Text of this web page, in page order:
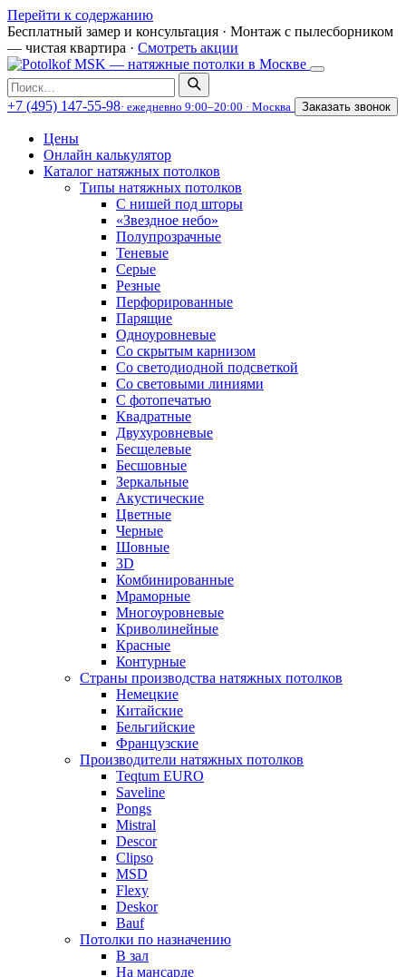
Перейти к содержанию
Бесплатный замер и консультация · Монтаж с пылесборником
— чистая квартира · Смотреть акции
Поиск
по
сайту
+7 (495) 147-55-98· ежедневно 9:00–20:00 · Москва Заказать звонок
Цены
Онлайн калькулятор
Каталог натяжных потолков
Типы натяжных потолков
С нишей под шторы
«Звездное небо»
Полупрозрачные
Теневые
Серые
Резные
Перфорированные
Парящие
Одноуровневые
Со скрытым карнизом
Со светодиодной подсветкой
Со световыми линиями
С фотопечатью
Квадратные
Двухуровневые
Бесщелевые
Бесшовные
Зеркальные
Акустические
Цветные
Черные
Шовные
3D
Комбинированные
Мраморные
Многоуровневые
Криволинейные
Красные
Контурные
Страны производства натяжных потолков
Немецкие
Китайские
Бельгийские
Французские
Производители натяжных потолков
Teqtum EURO
Saveline
Pongs
Mistral
Descor
Clipso
MSD
Flexy
Deskor
Bauf
Потолки по назначению
В зал
На мансарде